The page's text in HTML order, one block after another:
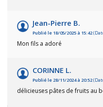
Jean-Pierre B.
Publié le 18/05/2025 à 15:42
Mon fils a adoré
CORINNE L.
Publié le 28/11/2024 à 20:52
délicieuses pâtes de fruits au